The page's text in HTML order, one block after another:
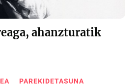
ahanzturatik
PAREKIDETASUNA